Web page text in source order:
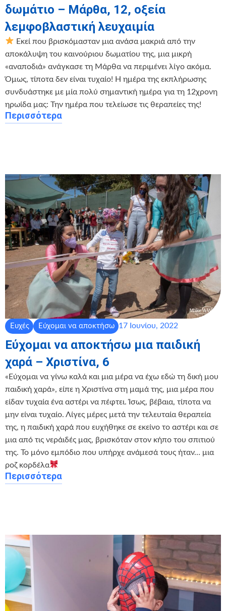
δωμάτιο – Μάρθα, 12, οξεία
λεμφοβλαστική λευχαιμία
Εκεί που βρισκόμασταν μια ανάσα μακριά από την
αποκάλυψη του καινούριου δωματίου της, μια μικρή
«αναποδιά» ανάγκασε τη Μάρθα να περιμένει λίγο ακόμα.
Όμως, τίποτα δεν είναι τυχαίο! Η ημέρα της εκπλήρωσης
συνδυάστηκε με μία πολύ σημαντική ημέρα για τη 12χρονη
ηρωίδα μας: Την ημέρα που τελείωσε τις θεραπείες της!
Περισσότερα
Ευχές Εύχομαι να αποκτήσω 17 Ιουνίου, 2022
Εύχομαι να αποκτήσω μια παιδική
χαρά – Χριστίνα, 6
«Εύχομαι να γίνω καλά και μια μέρα να έχω εδώ τη δική μου
παιδική χαρά», είπε η Χριστίνα στη μαμά της, μια μέρα που
είδαν τυχαία ένα αστέρι να πέφτει. Ίσως, βέβαια, τίποτα να
μην είναι τυχαίο. Λίγες μέρες μετά την τελευταία θεραπεία
της, η παιδική χαρά που ευχήθηκε σε εκείνο το αστέρι και σε
μια από τις νεράιδές μας, βρισκόταν στον κήπο του σπιτιού
της. Το μόνο εμπόδιο που υπήρχε ανάμεσά τους ήταν… μια
ροζ κορδέλα
Περισσότερα